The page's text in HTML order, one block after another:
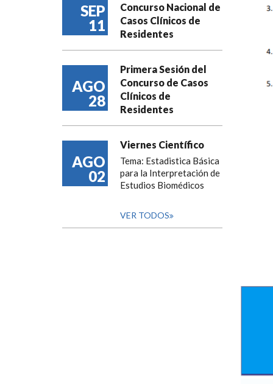
SEP
11
Concurso Nacional de
Casos Clínicos de
Residentes
AGO
28
Primera Sesión del
Concurso de Casos
Clínicos de
Residentes
AGO
02
Viernes Científico
Tema: Estadistica Básica
para la Interpretación de
Estudios Biomédicos
VER TODOS